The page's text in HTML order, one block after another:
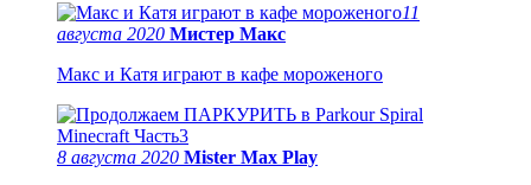
11
августа 2020 Мистер Макс
Макс и Катя играют в кафе мороженого
8 августа 2020 Mister Max Play